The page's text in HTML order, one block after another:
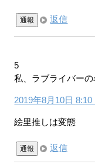
通報 返信
5
私、ラブライバーの
2019年8月10日 8:10
絵里推しは変態
通報 返信